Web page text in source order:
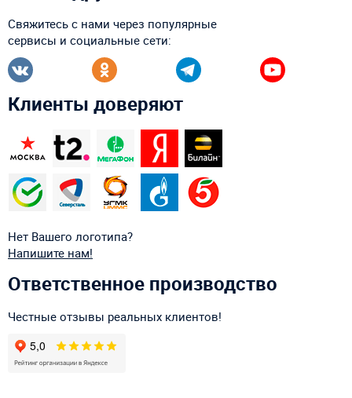
Свяжитесь с нами через популярные
сервисы и социальные сети:
Клиенты доверяют
Нет Вашего логотипа?
Напишите нам!
Ответственное производство
Честные отзывы реальных клиентов!